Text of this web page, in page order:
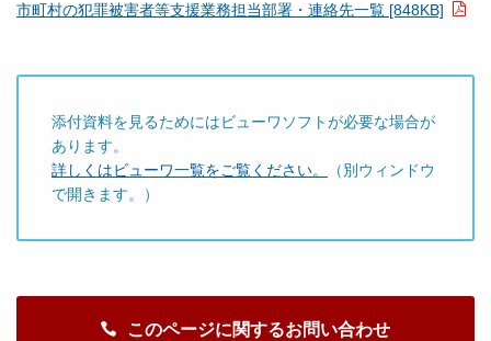
市町村の犯罪被害者等支援業務担当部署・連絡先一覧 [848KB]
添付資料を見るためにはビューワソフトが必要な場合が
あります。
詳しくはビューワ一覧をご覧ください。
（別ウィンドウ
で開きます。）
このページに関するお問い合わせ